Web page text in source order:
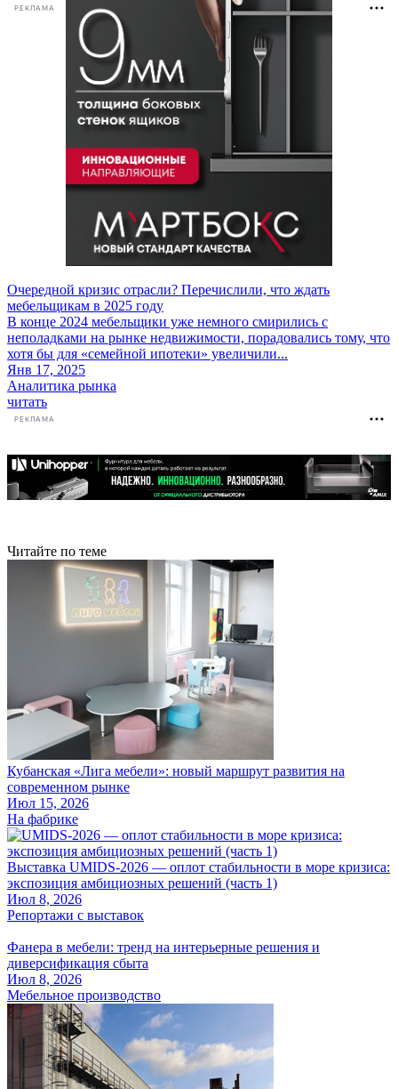
РЕКЛАМА
Очередной кризис отрасли? Перечислили, что ждать
мебельщикам в 2025 году
В конце 2024 мебельщики уже немного смирились с
неполадками на рынке недвижимости, порадовались тому, что
хотя бы для «семейной ипотеки» увеличили...
Янв 17, 2025
Аналитика рынка
читать
РЕКЛАМА
Читайте по теме
Кубанская «Лига мебели»: новый маршрут развития на
современном рынке
Июл 15, 2026
На фабрике
Выставка UMIDS-2026 — оплот стабильности в море кризиса:
экспозиция амбициозных решений (часть 1)
Июл 8, 2026
Репортажи с выставок
Фанера в мебели: тренд на интерьерные решения и
диверсификация сбыта
Июл 8, 2026
Мебельное производство